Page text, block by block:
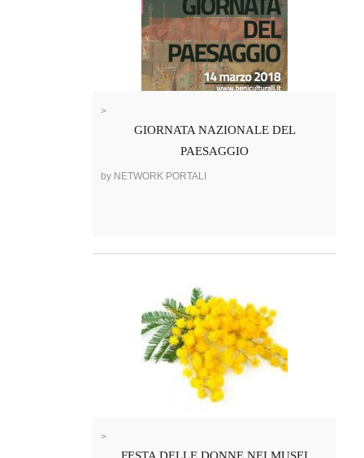
>
GIORNATA NAZIONALE DEL
PAESAGGIO
by NETWORK PORTALI
>